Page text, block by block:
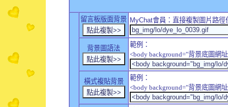
留言板版面背景 MyChat會員：直接複製圖片路
背景圖語法
範例：
<body background="背景底圖網
橫式複貼背景
範例：
<body background="背景底圖網